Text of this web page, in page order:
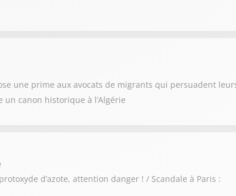
une prime aux avocats de migrants qui persuadent
canon historique à l’Algérie
d’azote, attention danger ! / Scandale à Paris :